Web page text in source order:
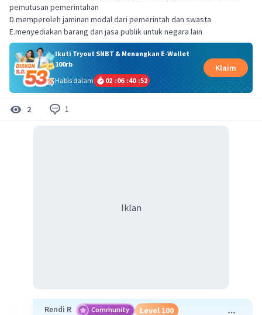
pemutusan pemerintahan
D.memperoleh jaminan modal dari pemerintah dan swasta
E.menyediakan barang dan jasa publik untuk negara lain
Ikuti Tryout SNBT & Menangkan E-Wallet
100rb
Habis dalam
02 :06 :40 :52
Klaim
2 1
Iklan
Rendi R Community Level 100